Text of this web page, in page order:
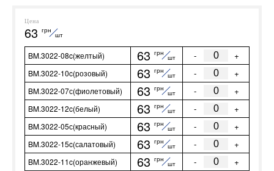
Цена
63 грн
шт
BM.3022-08c(желтый) 63 грн
шт - +
BM.3022-10c(розовый) 63 грн
шт - +
BM.3022-07с(фиолетовый) 63 грн
шт - +
BM.3022-12c(белый) 63 грн
шт - +
BM.3022-05с(красный) 63 грн
шт - +
BM.3022-15c(салатовый) 63 грн
шт - +
BM.3022-11c(оранжевый) 63 грн
шт - +